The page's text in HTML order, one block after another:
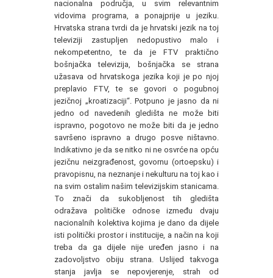
nacionalna područja, u svim relevantnim
vidovima programa, a ponajprije u jeziku.
Hrvatska strana tvrdi da je hrvatski jezik na toj
televiziji zastupljen nedopustivo malo i
nekompetentno, te da je FTV praktično
bošnjačka televizija, bošnjačka se strana
užasava od hrvatskoga jezika koji je po njoj
preplavio FTV, te se govori o pogubnoj
jezičnoj „kroatizaciji“. Potpuno je jasno da ni
jedno od navedenih gledišta ne može biti
ispravno, pogotovo ne može biti da je jedno
savršeno ispravno a drugo posve ništavno.
Indikativno je da se nitko ni ne osvrće na opću
jezičnu neizgrađenost, govornu (ortoepsku) i
pravopisnu, na neznanje i nekulturu na toj kao i
na svim ostalim našim televizijskim stanicama.
To znači da sukobljenost tih gledišta
odražava političke odnose između dvaju
nacionalnih kolektiva kojima je dano da dijele
isti politički prostor i institucije, a način na koji
treba da ga dijele nije uređen jasno i na
zadovoljstvo obiju strana. Uslijed takvoga
stanja javlja se nepovjerenje, strah od